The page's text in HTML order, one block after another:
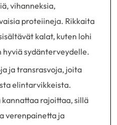
vihanneksia,
proteiineja. Rikkaita
kalat, kuten lohi
hyviä sydänterveydelle.
ja transrasvoja, joita
elintarvikkeista.
rajoittaa, sillä
verenpainetta ja